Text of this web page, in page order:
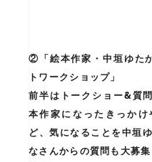
②「絵本作家・中垣ゆた
トワークショップ」
前半はトークショー&質
本作家になったきっか
ど、気になることを中垣
なさんからの質問も大募集